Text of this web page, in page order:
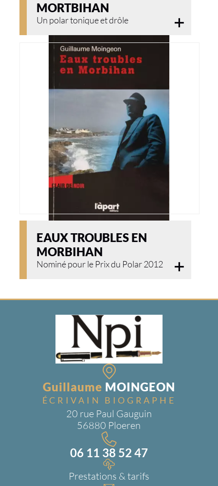
MORTBIHAN
Un polar tonique et drôle
EAUX TROUBLES EN
MORBIHAN
Nominé pour le Prix du Polar 2012
Guillaume MOINGEON
ÉCRIVAIN BIOGRAPHE
20 rue Paul Gauguin
56880 Ploeren
06 11 38 52 47
Prestations & tarifs